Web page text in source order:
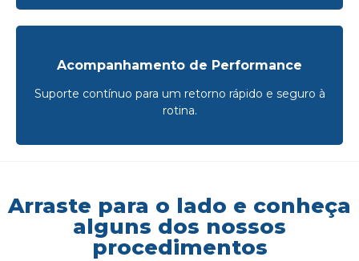
Acompanhamento de Performance
Suporte contínuo para um retorno rápido e seguro à
rotina.
Arraste para o lado e conheça
alguns dos nossos
procedimentos